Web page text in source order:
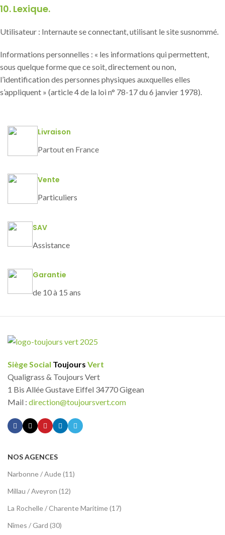
10. Lexique.
Utilisateur : Internaute se connectant, utilisant le site susnommé.
Informations personnelles : « les informations qui permettent,
sous quelque forme que ce soit, directement ou non,
l’identification des personnes physiques auxquelles elles
s’appliquent » (article 4 de la loi n° 78-17 du 6 janvier 1978).
Livraison
Partout en France
Vente
Particuliers
SAV
Assistance
Garantie
de 10 à 15 ans
Siège Social Toujours Vert
Qualigrass & Toujours Vert
1 Bis Allée Gustave Eiffel 34770 Gigean
Mail : direction@toujoursvert.com
NOS AGENCES
Narbonne / Aude (11)
Millau / Aveyron (12)
La Rochelle / Charente Maritime (17)
Nîmes / Gard (30)